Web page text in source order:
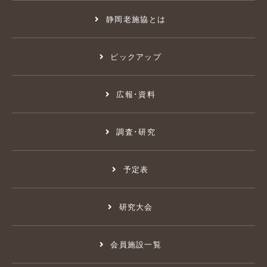
静岡老施協とは
ピックアップ
広報･資料
調査･研究
予定表
研究大会
会員施設一覧